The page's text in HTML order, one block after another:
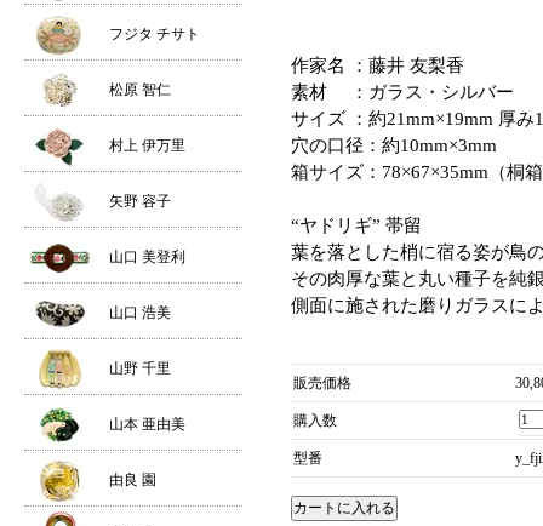
作家名 ：藤井 友梨香
素材 ：ガラス・シルバー
サイズ ：約21mm×19mm 厚み
穴の口径：約10mm×3mm
箱サイズ：78×67×35mm（桐
“ヤドリギ” 帯留
葉を落とした梢に宿る姿が鳥
その肉厚な葉と丸い種子を純
側面に施された磨りガラスに
販売価格
購入数
型番
フジタ チサト
松原 智仁
村上 伊万里
矢野 容子
山口 美登利
山口 浩美
山野 千里
山本 亜由美
由良 園